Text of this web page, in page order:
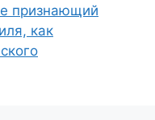
признающий
как